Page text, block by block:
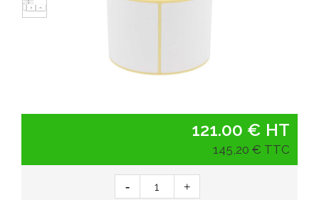
121.00 € HT
145,20 € TTC